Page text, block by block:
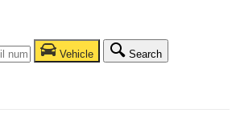
Vehicle Search